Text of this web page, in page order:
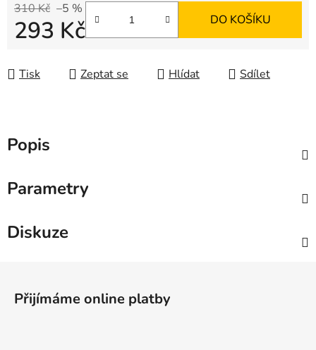
310 Kč –5 %
293 Kč DO KOŠÍKU
Tisk Zeptat se Hlídat Sdílet
Popis
Parametry
Diskuze
Přijímáme online platby